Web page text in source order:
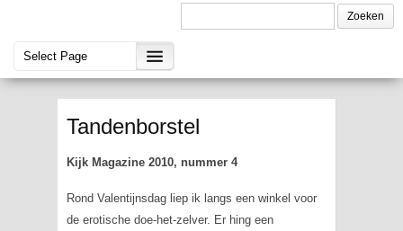
Tandenborstel
Kijk Magazine 2010, nummer 4
Rond Valentijnsdag liep ik langs een winkel voor
de erotische doe-het-zelver. Er hing een